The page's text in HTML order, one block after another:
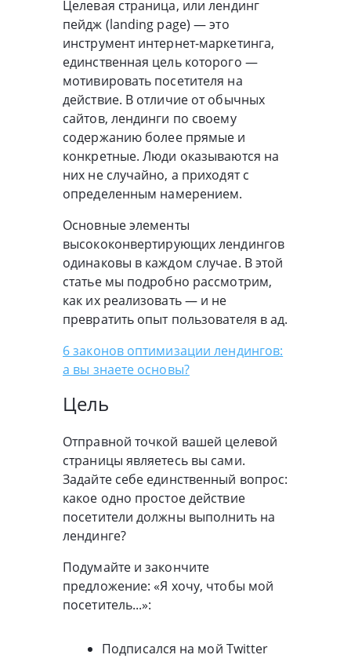
Целевая страница, или лендинг
пейдж (landing page) — это
инструмент интернет-маркетинга,
единственная цель которого —
мотивировать посетителя на
действие. В отличие от обычных
сайтов, лендинги по своему
содержанию более прямые и
конкретные. Люди оказываются на
них не случайно, а приходят с
определенным намерением.
Основные элементы
высококонвертирующих лендингов
одинаковы в каждом случае. В этой
статье мы подробно рассмотрим,
как их реализовать — и не
превратить опыт пользователя в ад.
6 законов оптимизации лендингов:
а вы знаете основы?
Цель
Отправной точкой вашей целевой
страницы являетесь вы сами.
Задайте себе единственный вопрос:
какое одно простое действие
посетители должны выполнить на
лендинге?
Подумайте и закончите
предложение: «Я хочу, чтобы мой
посетитель...»:
Подписался на мой Twitter